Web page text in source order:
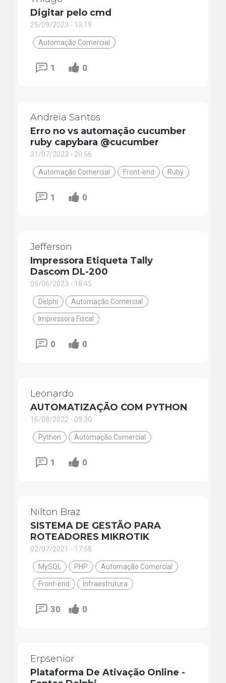
Digitar pelo cmd
25/09/2023 - 13:19
Automação Comercial
1 0
Andreia Santos
Erro no vs automação cucumber
ruby capybara @cucumber
31/07/2023 - 20:56
Automação Comercial Front-end Ruby
1 0
Jefferson
Impressora Etiqueta Tally
Dascom DL-200
05/06/2023 - 18:45
Delphi Automação Comercial
Impressora Fiscal
0 0
Leonardo
AUTOMATIZAÇÃO COM PYTHON
16/08/2022 - 09:30
Python Automação Comercial
1 0
Nilton Braz
SISTEMA DE GESTÃO PARA
ROTEADORES MIKROTIK
02/07/2021 - 17:58
MySQL PHP Automação Comercial
Front-end Infraestrutura
30 0
Erpsenior
Plataforma De Ativação Online -